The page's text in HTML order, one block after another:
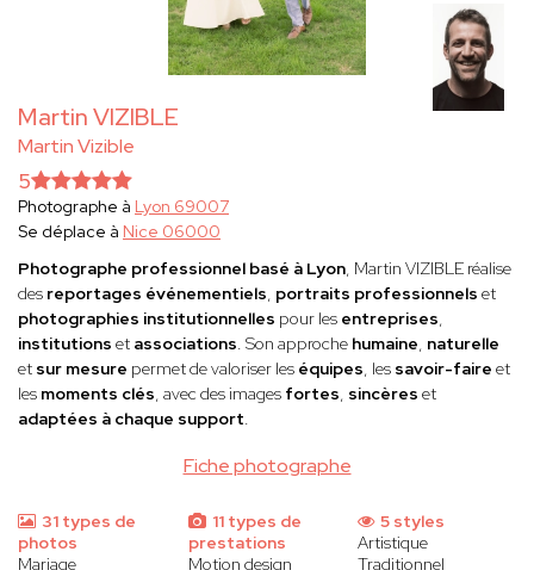
Martin VIZIBLE
Martin Vizible
Fiche photographe
5
Photographe à Lyon 69007
Se déplace à Nice 06000
Photographe professionnel basé à Lyon, Martin VIZIBLE réalise
des reportages événementiels, portraits professionnels et
photographies institutionnelles pour les entreprises,
institutions et associations. Son approche humaine, naturelle
et sur mesure permet de valoriser les équipes, les savoir-faire et
les moments clés, avec des images fortes, sincères et
adaptées à chaque support.
31 types de
photos
Mariage
11 types de
prestations
Motion design
5 styles
Artistique
Traditionnel